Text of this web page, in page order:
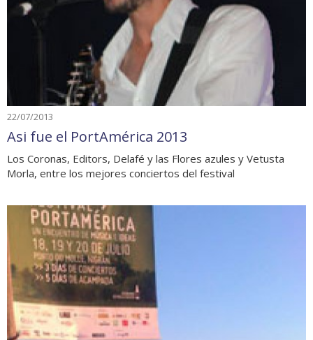
22/07/2013
Asi fue el PortAmérica 2013
Los Coronas, Editors, Delafé y las Flores azules y Vetusta
Morla, entre los mejores conciertos del festival